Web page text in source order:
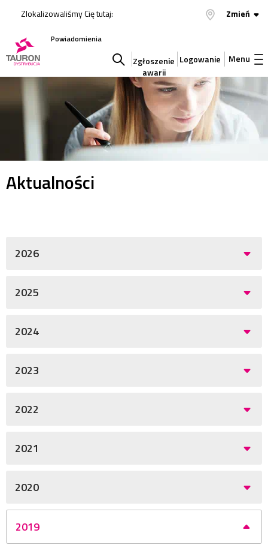
Zlokalizowaliśmy Cię tutaj: Zmień
Powiadomienia
Szukaj
w
serwisie
Zgłoszenie
awarii
Logowanie Menu
Aktualności
2026
2025
2024
2023
2022
2021
2020
2019